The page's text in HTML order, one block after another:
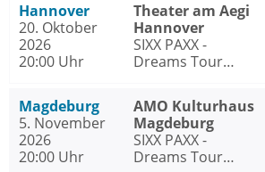
Hannover
20. Oktober
2026
20:00 Uhr
Theater am Aegi
Hannover
SIXX PAXX -
Dreams Tour
Magdeburg
5. November
2026
20:00 Uhr
AMO Kulturhaus
Magdeburg
SIXX PAXX -
Dreams Tour